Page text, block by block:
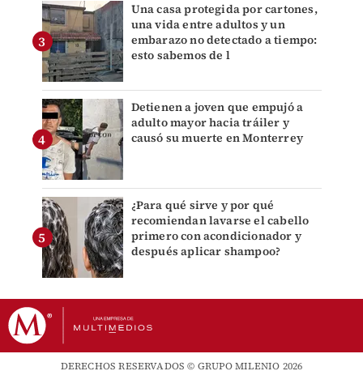
Una casa protegida por cartones,
una vida entre adultos y un
embarazo no detectado a tiempo:
esto sabemos de l
Detienen a joven que empujó a
adulto mayor hacia tráiler y
causó su muerte en Monterrey
¿Para qué sirve y por qué
recomiendan lavarse el cabello
primero con acondicionador y
después aplicar shampoo?
DERECHOS RESERVADOS © GRUPO MILENIO 2026